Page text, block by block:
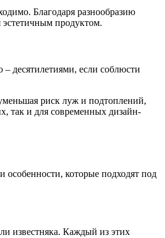
Благодаря разнообразию
эстетичным продуктом.
десятилетиями, если соблюсти
риск луж и подтоплений,
так и для современных дизайн-
особенности, которые подходят под
известняка. Каждый из этих